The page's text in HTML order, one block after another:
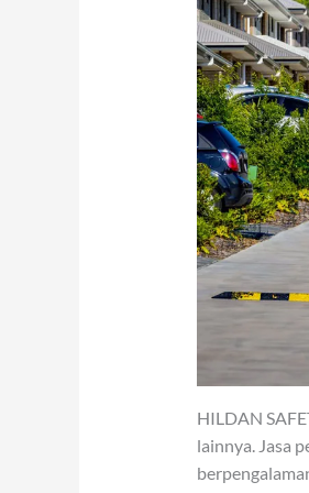
HILDAN
lainnya. Jasa